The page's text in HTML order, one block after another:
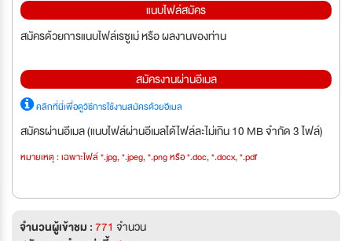
แนบไฟล์สมัคร
สมัครด้วยการแนบไฟล์เรซูเม่ หรือ ผลงานของท่าน
สมัครงานผ่านอีเมล
คลิกที่นี่เพื่อดูวิธีการใช้งานสมัครด้วยอีเมล
สมัครผ่านอีเมล (แนบไฟล์ผ่านอีเมลได้ไฟล์ละไม่เกิน 10 MB จำกัด 3 ไฟล์)
หมายเหตุ : เฉพาะไฟล์ *.jpg, *.jpeg, *.png หรือ *.doc, *.docx, *.pdf
จำนวนผู้เข้าชม :771 จำนวน